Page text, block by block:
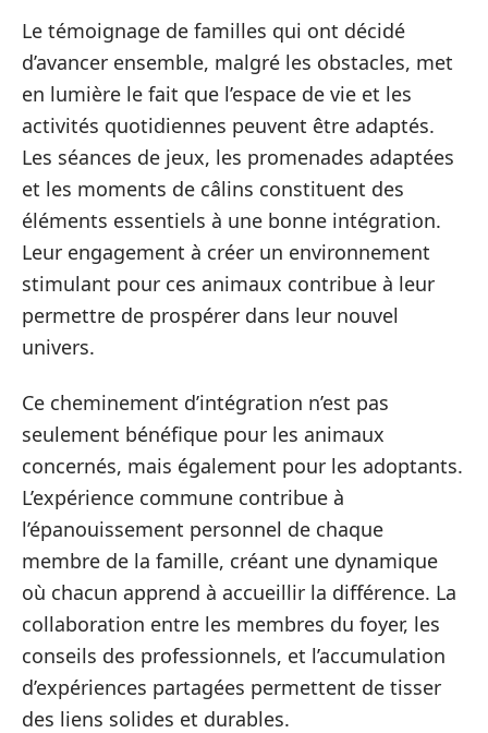
Le témoignage de familles qui ont décidé
d’avancer ensemble, malgré les obstacles, met
en lumière le fait que l’espace de vie et les
activités quotidiennes peuvent être adaptés.
Les séances de jeux, les promenades adaptées
et les moments de câlins constituent des
éléments essentiels à une bonne intégration.
Leur engagement à créer un environnement
stimulant pour ces animaux contribue à leur
permettre de prospérer dans leur nouvel
univers.
Ce cheminement d’intégration n’est pas
seulement bénéfique pour les animaux
concernés, mais également pour les adoptants.
L’expérience commune contribue à
l’épanouissement personnel de chaque
membre de la famille, créant une dynamique
où chacun apprend à accueillir la différence. La
collaboration entre les membres du foyer, les
conseils des professionnels, et l’accumulation
d’expériences partagées permettent de tisser
des liens solides et durables.